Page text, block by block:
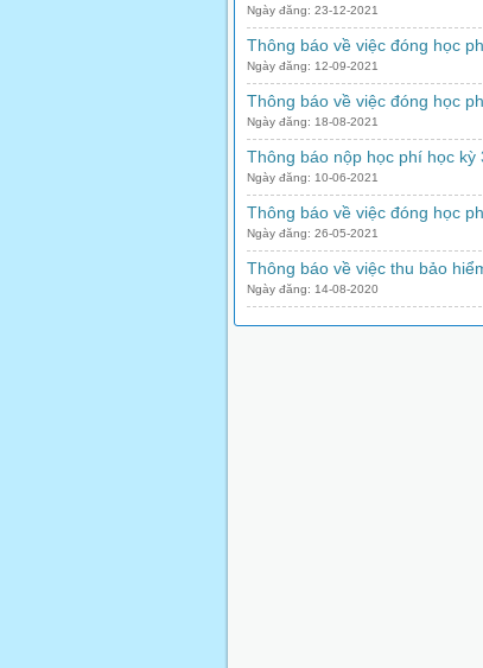
Ngày đăng: 23-12-2021
Thông báo về việc đóng học
Ngày đăng: 12-09-2021
Thông báo về việc đóng học
Ngày đăng: 18-08-2021
Thông báo nộp học phí học kỳ
Ngày đăng: 10-06-2021
Thông báo về việc đóng học
Ngày đăng: 26-05-2021
Thông báo về việc thu bảo
Ngày đăng: 14-08-2020